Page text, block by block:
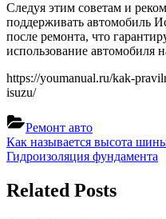
Следуя этим советам и
поддерживать автомобиль
после ремонта, что
использование автомобиля
https://youmanual.ru/kak-
isuzu/
Ремонт авто
Навигация
по
записям
Previous
Post:
Как называется высота
Next
Гидроизоляция фундамента
Related Posts